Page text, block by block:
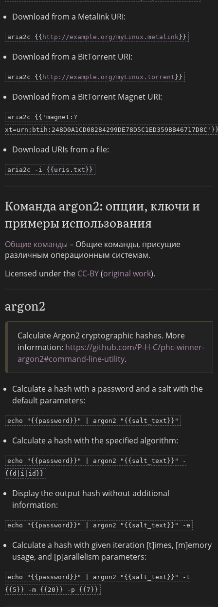
Download from a Metalink URI:
aria2c {{ http://example.org/myLinux.metalink}}
Download from a BitTorrent URI:
aria2c {{ http://example.org/myLinux.torrent}}
Download from a BitTorrent Magnet URI:
aria2c {{'magnet:?
Download URIs from a file:
aria2c -i {{uris.txt}}
Команда argon2: опции, ключи и
примеры использования
Общие команды – Общие команды, присущие
различным операционным системам.
Licensed under the CC-BY(original work).
argon2
Calculate Argon2 cryptographic hashes. More
information: https://github.com/P-H-C/phc-winner-
argon2#command-line-utility.
Calculate a hash with a password and a salt with the
default parameters:
echo "{{password}}" | argon2 "{{salt_text}}"
Calculate a hash with the specified algorithm:
echo "{{password}}" | argon2 "{{salt_text}}" -
{{d|i|id}}
Display the output hash without additional
information:
echo "{{password}}" | argon2 "{{salt_text}}" -e
Calculate a hash with given iteration [t]imes, [m]emory
usage, and [p]arallelism parameters:
echo "{{password}}" | argon2 "{{salt_text}}" -t
{{5}} -m {{20}} -p {{7}}